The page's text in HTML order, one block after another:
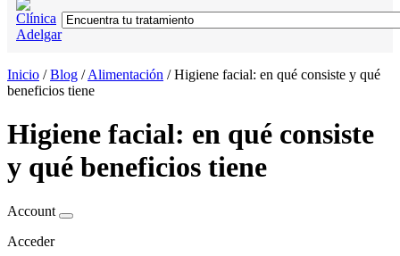
Inicio /Blog /Alimentación /Higiene facial: en qué consiste y qué
beneficios tiene
Higiene facial: en qué consiste
y qué beneficios tiene
Account
Acceder